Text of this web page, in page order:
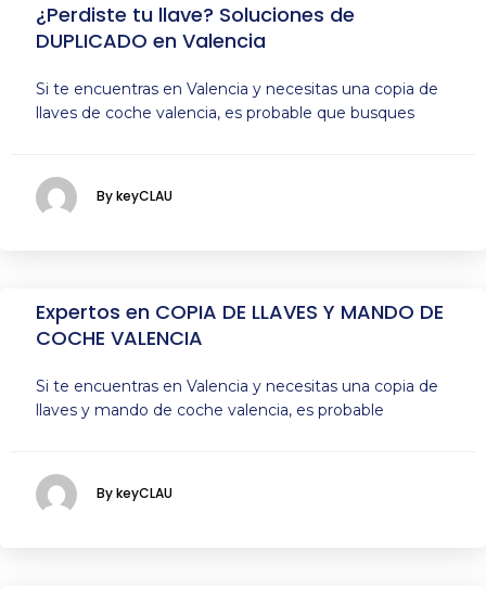
¿Perdiste tu llave? Soluciones de
DUPLICADO en Valencia
Si te encuentras en Valencia y necesitas una copia de
llaves de coche valencia, es probable que busques
By keyCLAU
Expertos en COPIA DE LLAVES Y MANDO DE
COCHE VALENCIA
Si te encuentras en Valencia y necesitas una copia de
llaves y mando de coche valencia, es probable
By keyCLAU